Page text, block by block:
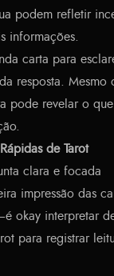
podem refletir
informações.
carta para
resposta. Mesmo
pode revelar o
de Tarot
clara e focada
impressão das
okay interpretar
para registrar